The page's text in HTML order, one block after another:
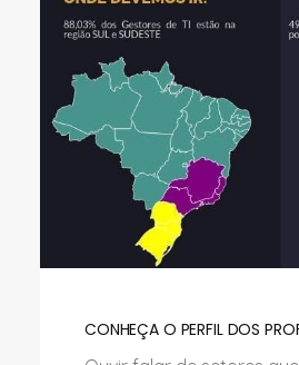
CONHEÇA O PERFIL DOS